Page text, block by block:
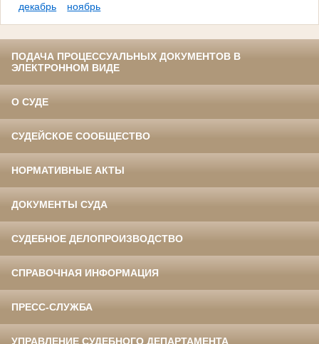
декабрь
ноябрь
ПОДАЧА ПРОЦЕССУАЛЬНЫХ ДОКУМЕНТОВ В
ЭЛЕКТРОННОМ ВИДЕ
О СУДЕ
СУДЕЙСКОЕ СООБЩЕСТВО
НОРМАТИВНЫЕ АКТЫ
ДОКУМЕНТЫ СУДА
СУДЕБНОЕ ДЕЛОПРОИЗВОДСТВО
СПРАВОЧНАЯ ИНФОРМАЦИЯ
ПРЕСС-СЛУЖБА
УПРАВЛЕНИЕ СУДЕБНОГО ДЕПАРТАМЕНТА